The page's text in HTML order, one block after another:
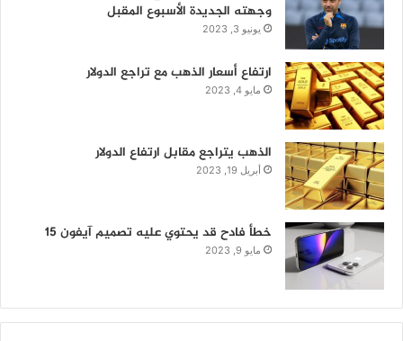
وجهته الجديدة الأسبوع المقبل
يونيو 3, 2023
ارتفاع أسعار الذهب مع تراجع الدولار
مايو 4, 2023
الذهب يتراجع مقابل ارتفاع الدولار
أبريل 19, 2023
خطأ فادح قد يحتوي عليه تصميم آيفون 15
مايو 9, 2023